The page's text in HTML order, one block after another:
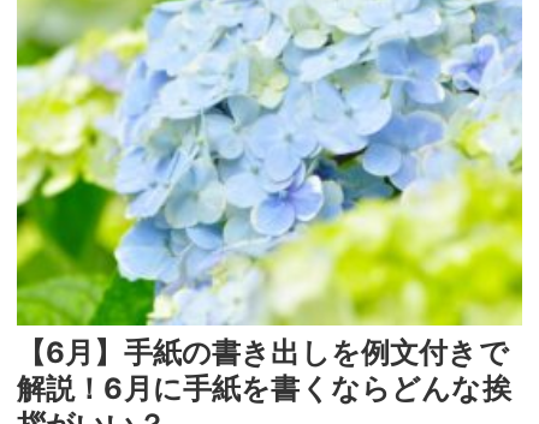
【6月】手紙の書き出しを例文付きで
解説！6月に手紙を書くならどんな挨